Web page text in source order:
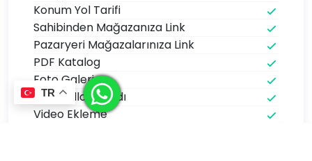
Konum Yol Tarifi
Sahibinden Mağazanıza Link
Pazaryeri Mağazalarınıza Link
PDF Katalog
Foto Galeri
Özel Kullanıcı Adı
Video Ekleme
TR